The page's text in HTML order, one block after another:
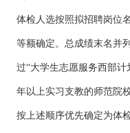
体检人选按照拟招聘岗位
等额确定。总成绩末名并
过“大学生志愿服务西部
年以上实习支教的师范院
按上述顺序优先确定为体